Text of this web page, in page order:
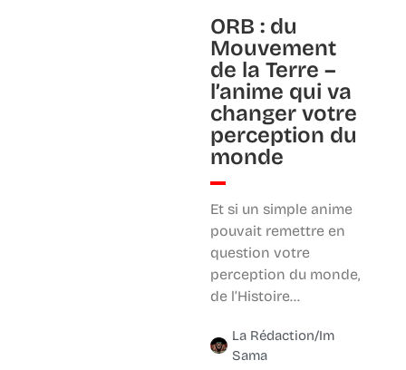
ORB : du
Mouvement
de la Terre –
l’anime qui va
changer votre
perception du
monde
Et si un simple anime
pouvait remettre en
question votre
perception du monde,
de l’Histoire…
La Rédaction/Im
Sama